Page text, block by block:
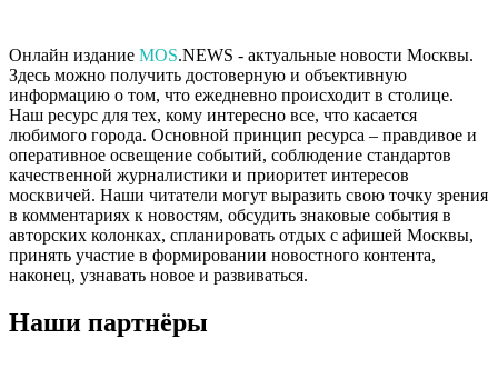
Онлайн издание MOS.NEWS - актуальные новости Москвы.
Здесь можно получить достоверную и объективную
информацию о том, что ежедневно происходит в столице.
Наш ресурс для тех, кому интересно все, что касается
любимого города. Основной принцип ресурса – правдивое и
оперативное освещение событий, соблюдение стандартов
качественной журналистики и приоритет интересов
москвичей. Наши читатели могут выразить свою точку зрения
в комментариях к новостям, обсудить знаковые события в
авторских колонках, спланировать отдых с афишей Москвы,
принять участие в формировании новостного контента,
наконец, узнавать новое и развиваться.
Наши партнёры